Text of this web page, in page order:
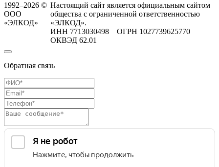
1992–2026 ©
ООО
«ЭЛКОД»
Настоящий сайт является официальным сайтом
общества с ограниченной ответственностью
«ЭЛКОД».
ИНН 7713030498 ОГРН 1027739625770
ОКВЭД 62.01
Обратная связь